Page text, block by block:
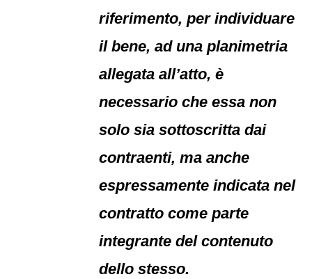
riferimento, per individuare
il bene, ad una planimetria
allegata all’atto, è
necessario che essa non
solo sia sottoscritta dai
contraenti, ma anche
espressamente indicata nel
contratto come parte
integrante del contenuto
dello stesso.